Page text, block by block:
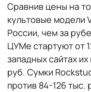
Сравнив цены на
культовые модели
России, чем за
ЦУМе стартуют от
западных сайтах
руб. Сумки
против 84-126 тыс.